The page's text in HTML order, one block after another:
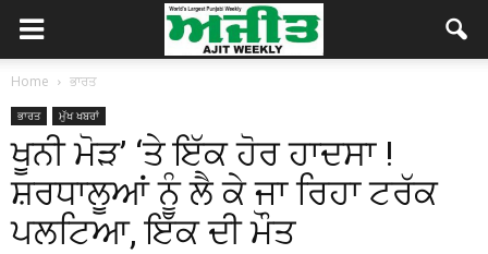
Home ਭਾਰਤ
ਭਾਰਤ ਮੁੱਖ ਖਬਰਾਂ
ਖੂਨੀ ਮੋੜ’ ‘ਤੇ ਇੱਕ ਹੋਰ ਹਾਦਸਾ !
ਸ਼ਰਧਾਲੂਆਂ ਨੂੰ ਲੈ ਕੇ ਜਾ ਰਿਹਾ ਟਰੱਕ
ਪਲਟਿਆ, ਇੱਕ ਦੀ ਮੌਤ